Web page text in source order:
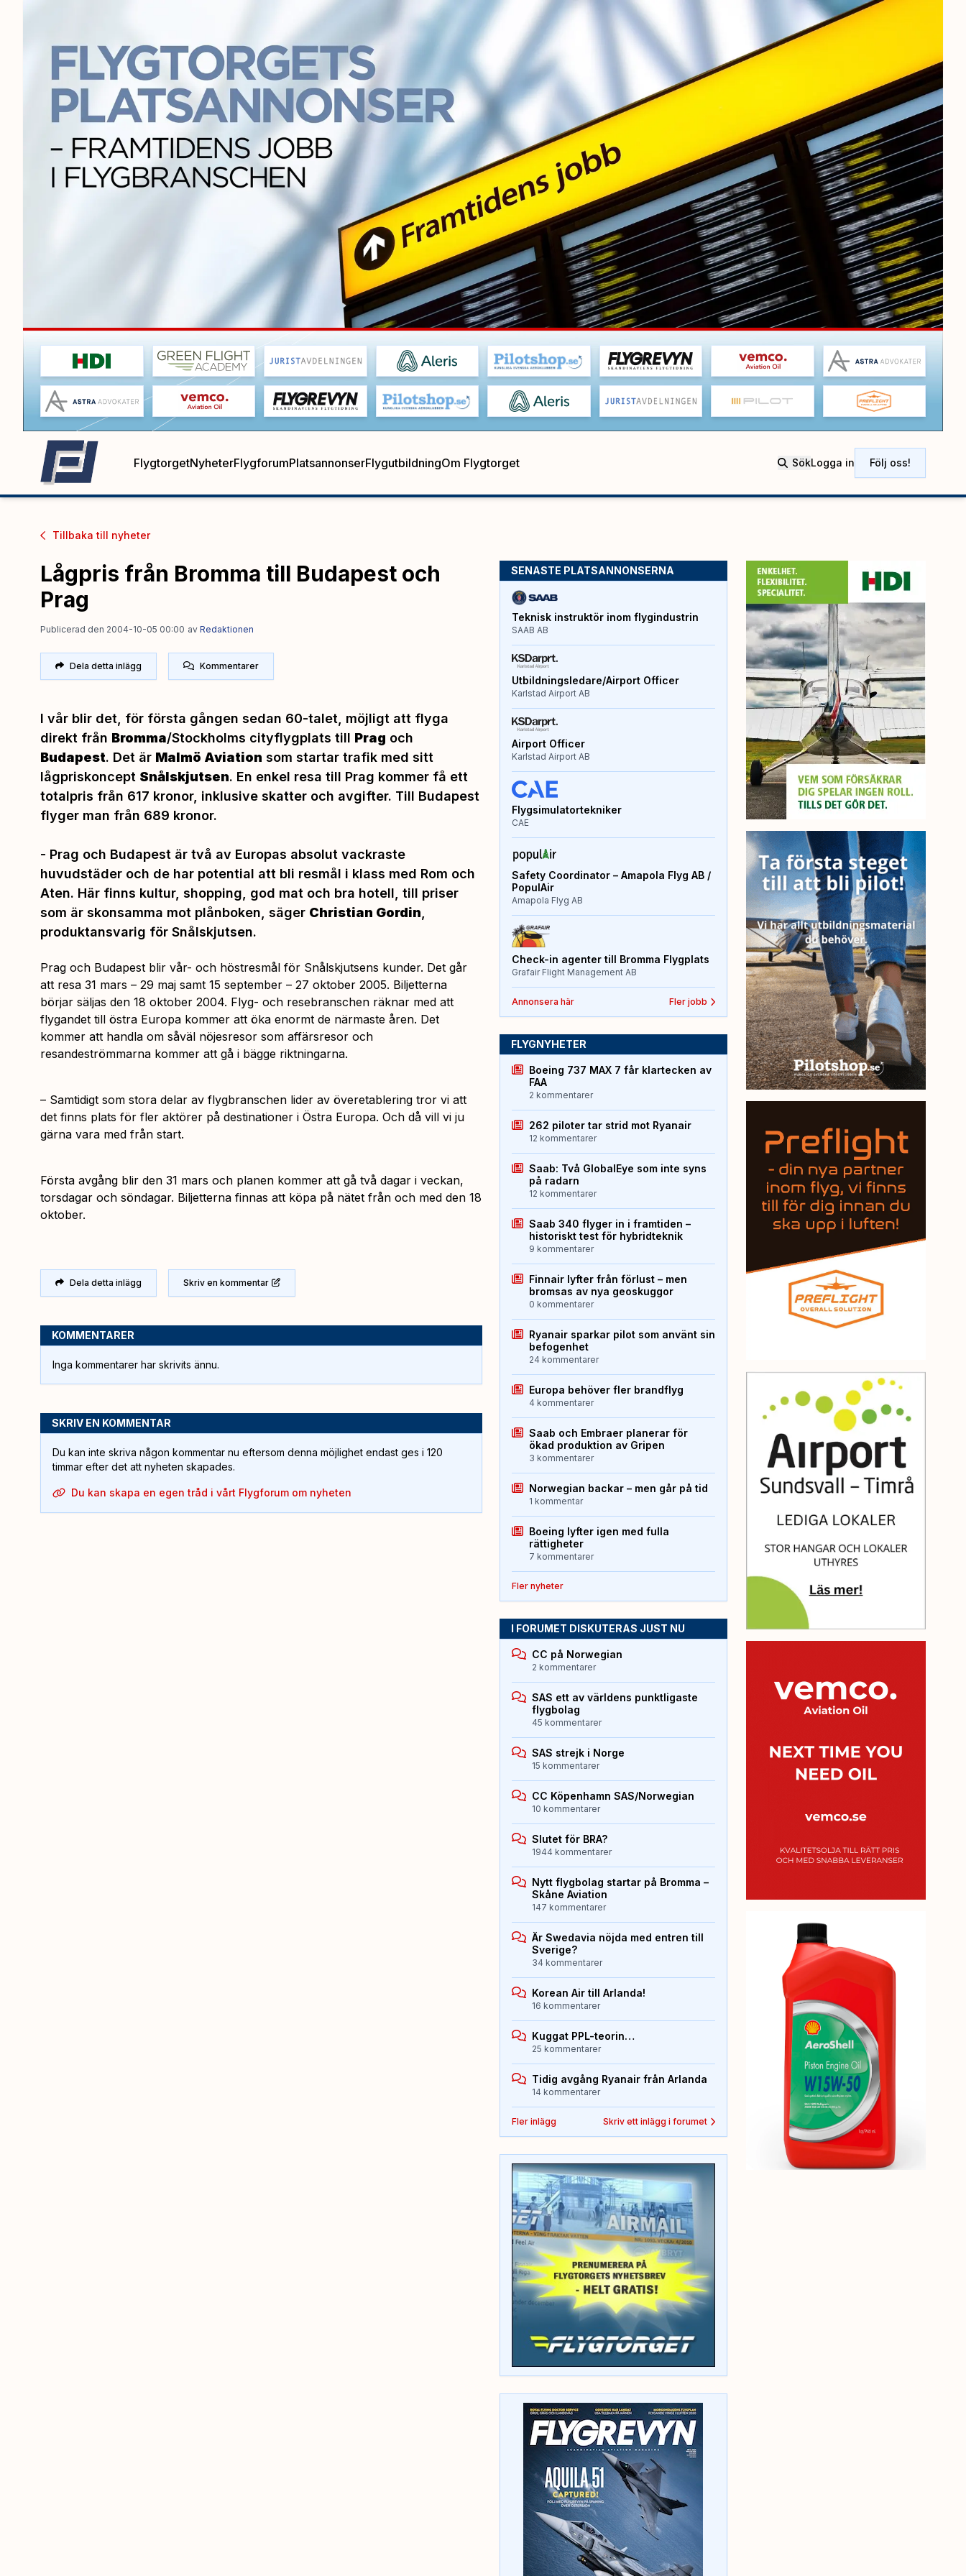
FlygtorgetNyheterFlygforumPlatsannonserFlygutbildningOm Flygtorget SökLogga in Följ oss!
Tillbaka till nyheter
Lågpris från Bromma till Budapest och
Prag
Publicerad den 2004-10-05 00:00 av Redaktionen
Dela detta inlägg Kommentarer
I vår blir det, för första gången sedan 60-talet, möjligt att flyga
direkt från Bromma/Stockholms cityflygplats till Prag och
Budapest. Det är Malmö Aviation som startar trafik med sitt
lågpriskoncept Snålskjutsen. En enkel resa till Prag kommer få ett
totalpris från 617 kronor, inklusive skatter och avgifter. Till Budapest
flyger man från 689 kronor.
- Prag och Budapest är två av Europas absolut vackraste
huvudstäder och de har potential att bli resmål i klass med Rom och
Aten. Här finns kultur, shopping, god mat och bra hotell, till priser
som är skonsamma mot plånboken , säger Christian Gordin
produktansvarig för Snålskjutsen.
Prag och Budapest blir vår- och höstresmål för Snålskjutsens kunder. Det går
att resa 31 mars – 29 maj samt 15 september – 27 oktober 2005. Biljetterna
börjar säljas den 18 oktober 2004. Flyg- och resebranschen räknar med att
flygandet till östra Europa kommer att öka enormt de närmaste åren. Det
kommer att handla om såväl nöjesresor som affärsresor och
resandeströmmarna kommer att gå i bägge riktningarna.
– Samtidigt som stora delar av flygbranschen lider av överetablering tror vi att
det finns plats för fler aktörer på destinationer i Östra Europa. Och då vill vi ju
gärna vara med från start.
Första avgång blir den 31 mars och planen kommer att gå två dagar i veckan,
torsdagar och söndagar. Biljetterna finnas att köpa på nätet från och med den 18
oktober.
Dela detta inlägg Skriv en kommentar
KOMMENTARER
Inga kommentarer har skrivits ännu.
SKRIV EN KOMMENTAR
Du kan inte skriva någon kommentar nu eftersom denna möjlighet endast ges i 120
timmar efter det att nyheten skapades.
Du kan skapa en egen tråd i vårt Flygforum om nyheten
SENASTE PLATSANNONSERNA
Teknisk instruktör inom flygindustrin
SAAB AB
Utbildningsledare/Airport Officer
Karlstad Airport AB
Airport Officer
Karlstad Airport AB
Flygsimulatortekniker
CAE
Safety Coordinator – Amapola Flyg AB /
PopulAir
Amapola Flyg AB
Check-in agenter till Bromma Flygplats
Grafair Flight Management AB
Annonsera här Fler jobb
FLYGNYHETER
Boeing 737 MAX 7 får klartecken av
FAA
2 kommentarer
262 piloter tar strid mot Ryanair
12 kommentarer
Saab: Två GlobalEye som inte syns
på radarn
12 kommentarer
Saab 340 flyger in i framtiden –
historiskt test för hybridteknik
9 kommentarer
Finnair lyfter från förlust – men
bromsas av nya geoskuggor
0 kommentarer
Ryanair sparkar pilot som använt sin
befogenhet
24 kommentarer
Europa behöver fler brandflyg
4 kommentarer
Saab och Embraer planerar för
ökad produktion av Gripen
3 kommentarer
Norwegian backar – men går på tid
1 kommentar
Boeing lyfter igen med fulla
rättigheter
7 kommentarer
Fler nyheter
I FORUMET DISKUTERAS JUST NU
CC på Norwegian
2 kommentarer
SAS ett av världens punktligaste
flygbolag
45 kommentarer
SAS strejk i Norge
15 kommentarer
CC Köpenhamn SAS/Norwegian
10 kommentarer
Slutet för BRA?
1944 kommentarer
Nytt flygbolag startar på Bromma –
Skåne Aviation
147 kommentarer
Är Swedavia nöjda med entren till
Sverige?
34 kommentarer
Korean Air till Arlanda!
16 kommentarer
Kuggat PPL-teorin…
25 kommentarer
Tidig avgång Ryanair från Arlanda
14 kommentarer
Fler inlägg Skriv ett inlägg i forumet